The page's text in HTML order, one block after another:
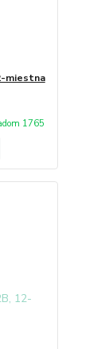
miestna
1765